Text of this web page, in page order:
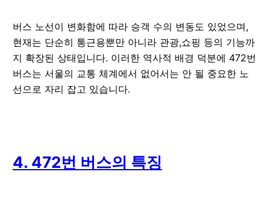
버스 노선이 변화함에 따라 승객 수의 변동도 있었으며,
현재는 단순히 통근용뿐만 아니라 관광,쇼핑 등의 기능까
지 확장된 상태입니다. 이러한 역사적 배경 덕분에 472번
버스는 서울의 교통 체계에서 없어서는 안 될 중요한 노
선으로 자리 잡고 있습니다.
4. 472번 버스의 특징